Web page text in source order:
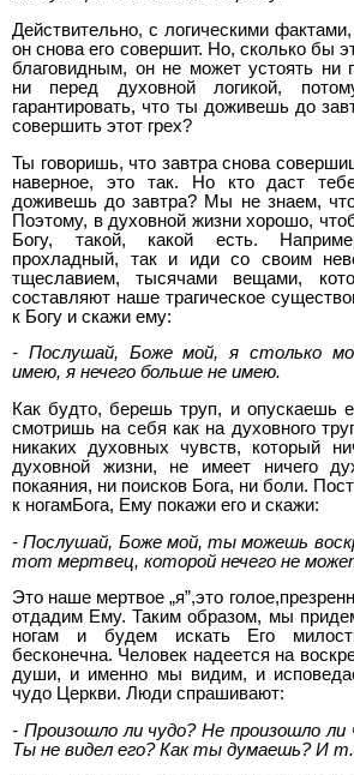
Действительно, с логическими
он снова его совершит. Но, сколько бы
благовидным, он не может устоять ни
ни перед духовной логикой,
гарантировать, что ты доживешь до
совершить этот грех?
Ты говоришь, что завтра снова
наверное, это так. Но кто даст
доживешь до завтра? Мы не знаем, что
Поэтому, в духовной жизни хорошо,
Богу, такой, какой есть.
прохладный, так и иди со своим
тщеславием, тысячами вещами,
составляют наше трагическое
к Богу и скажи ему:
- Послушай, Боже мой, я столько
имею, я нечего больше не имею.
Как будто, берешь труп, и опускаешь
смотришь на себя как на духовного
никаких духовных чувств, который
духовной жизни, не имеет ничего
покаяния, ни поисков Бога, ни боли.
к ногамБога, Ему покажи его и скажи:
- Послушай, Боже мой, ты можешь
тот мертвец, которой нечего не
Это наше мертвое „я”,это
отдадим Ему. Таким образом, мы
ногам и будем искать Его
бесконечна. Человек надеется на
души, и именно мы видим, и
чудо Церкви. Люди спрашивают:
- Произошло ли чудо?Не произошло ли
Ты не видел его? Как ты думаешь? И т.